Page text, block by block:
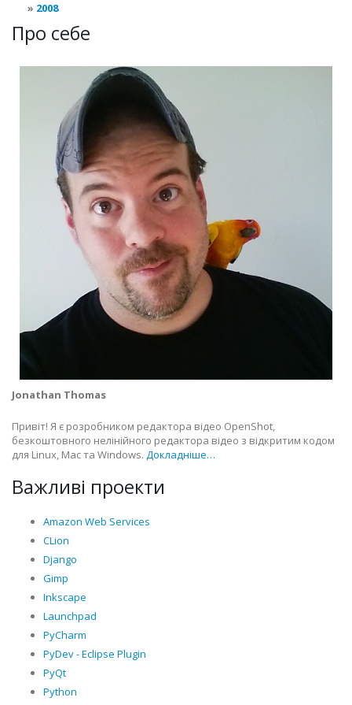
2008
Про себе
Jonathan Thomas
Привіт! Я є розробником редактора відео OpenShot,
безкоштовного нелінійного редактора відео з відкритим кодом
для Linux, Mac та Windows. Докладніше…
Важливі проекти
Amazon Web Services
CLion
Django
Gimp
Inkscape
Launchpad
PyCharm
PyDev - Eclipse Plugin
PyQt
Python